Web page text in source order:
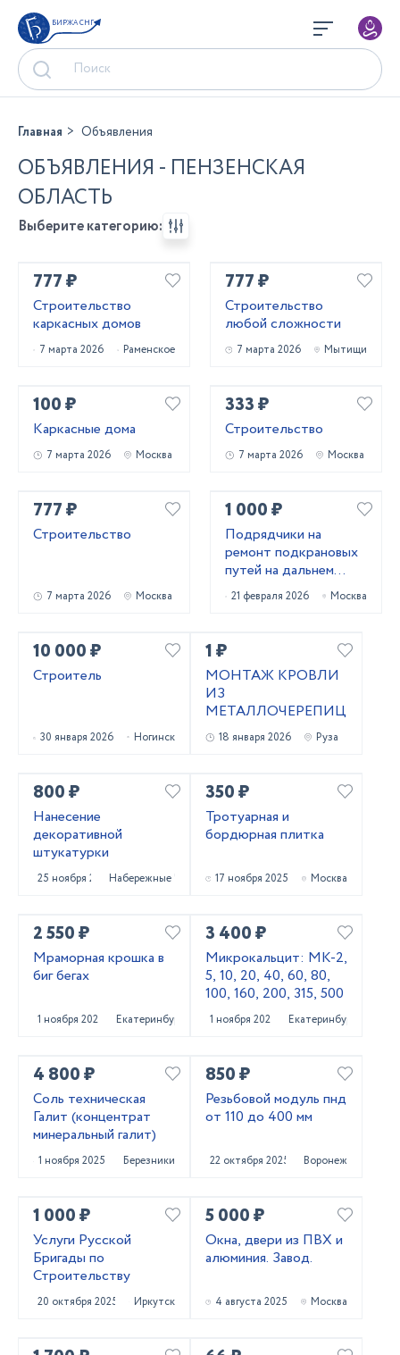
БИРЖА СНГ
Главная Объявления
ОБЪЯВЛЕНИЯ - ПЕНЗЕНСКАЯ
ОБЛАСТЬ
Выберите категорию:
777 ₽
Строительство
каркасных домов
7 марта 2026 Раменское
777 ₽
Строительство
любой сложности
7 марта 2026 Мытищи
100 ₽
Каркасные дома
7 марта 2026 Москва
333 ₽
Строительство
7 марта 2026 Москва
777 ₽
Строительство
7 марта 2026 Москва
1 000 ₽
Подрядчики на
ремонт подкрановых
путей на дальнем
востоке
21 февраля 2026 Москва
10 000 ₽
Строитель
30 января 2026 Ногинск
1 ₽
МОНТАЖ КРОВЛИ
ИЗ
МЕТАЛЛОЧЕРЕПИЦЫ
18 января 2026 Руза
800 ₽
Нанесение
декоративной
штукатурки
25 ноября 2025Набережные Челны
350 ₽
Тротуарная и
бордюрная плитка
17 ноября 2025 Москва
2 550 ₽
Мраморная крошка в
биг бегах
1 ноября 2025 Екатеринбург
3 400 ₽
Микрокальцит: МК-2,
5, 10, 20, 40, 60, 80,
100, 160, 200, 315, 500
1 ноября 2025 Екатеринбург
4 800 ₽
Соль техническая
Галит (концентрат
минеральный галит)
1 ноября 2025 Березники
850 ₽
Резьбовой модуль пнд
от 110 до 400 мм
22 октября 2025 Воронеж
1 000 ₽
Услуги Русской
Бригады по
Строительству
20 октября 2025 Иркутск
5 000 ₽
Окна, двери из ПВХ и
алюминия. Завод.
4 августа 2025 Москва